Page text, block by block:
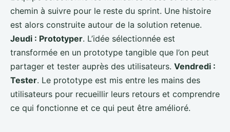
chemin à suivre pour le reste du sprint. Une histoire
est alors construite autour de la solution retenue.
Jeudi : Prototyper. L’idée sélectionnée est
transformée en un prototype tangible que l’on peut
partager et tester auprès des utilisateurs. Vendredi :
Tester. Le prototype est mis entre les mains des
utilisateurs pour recueillir leurs retours et comprendre
ce qui fonctionne et ce qui peut être amélioré.